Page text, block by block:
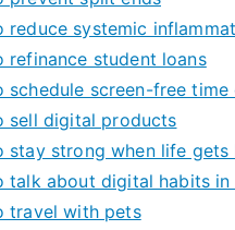
reduce systemic
refinance student loans
schedule screen-free time
sell digital products
stay strong when life gets
talk about digital habits in
travel with pets